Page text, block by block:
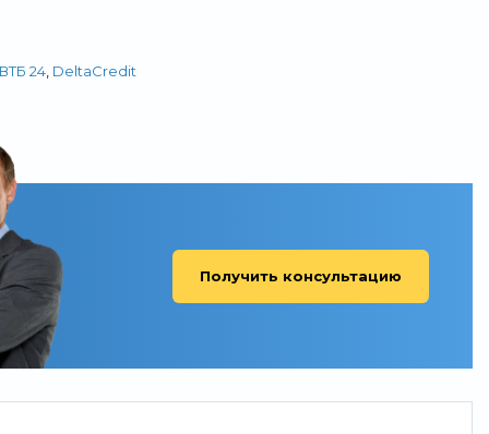
ВТБ 24, DeltaCredit
Получить консультацию